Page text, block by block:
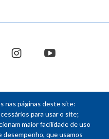
nas páginas deste site:
para usar o site;
maior facilidade de uso
desempenho, que usamos
instagramyoutube